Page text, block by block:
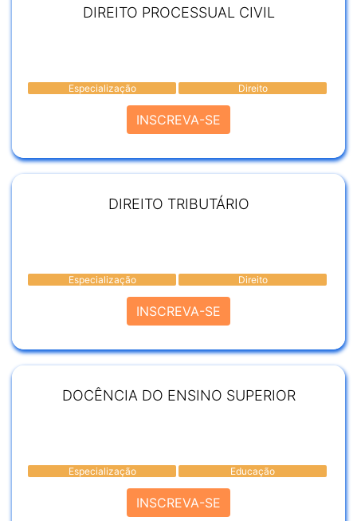
DIREITO PROCESSUAL CIVIL
Especialização Direito
INSCREVA-SE
DIREITO TRIBUTÁRIO
Especialização Direito
INSCREVA-SE
DOCÊNCIA DO ENSINO SUPERIOR
Especialização Educação
INSCREVA-SE